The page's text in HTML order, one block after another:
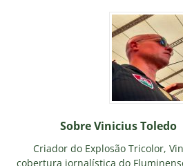
Sobre Vinicius Toledo
Criador do Explosão Tricolor,
cobertura jornalística do